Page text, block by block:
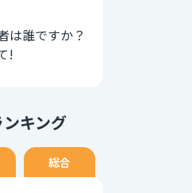
は誰ですか？
!
キング
総合